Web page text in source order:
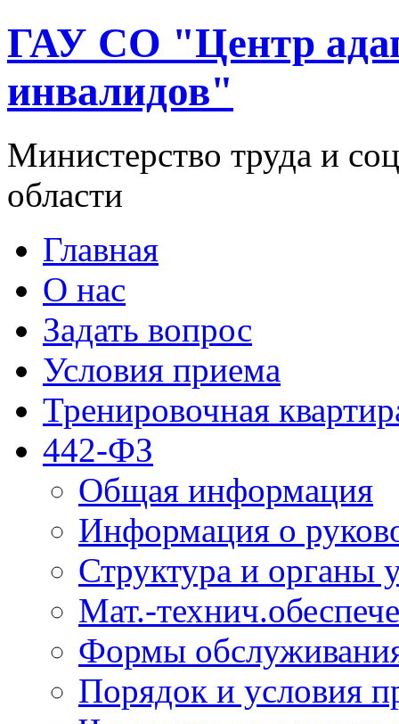
ГАУ СО "Центр
инвалидов"
Министерство труда и
области
Главная
О нас
Задать вопрос
Условия приема
Тренировочная
442-ФЗ
Общая информация
Информация о
Структура и органы
Мат.-
Формы
Порядок и условия